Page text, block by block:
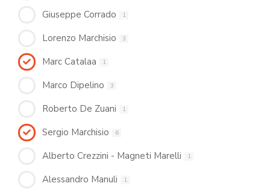
Giuseppe Corrado 1
Lorenzo Marchisio 3
Marc Catalaa 1
Marco Dipelino 3
Roberto De Zuani 1
Sergio Marchisio 6
Alberto Crezzini - Magneti Marelli 1
Alessandro Manuli 1